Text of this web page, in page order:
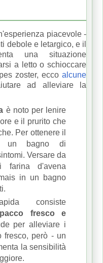
piacevole -
debole e letargico, e il
una situazione
a letto o schioccare
zoster, ecco alcune
ad alleviare la
è noto per lenire
e il prurito che
Per ottenere il
un bagno di
Versare da
d'avena
in un bagno
consiste
fresco e
per alleviare i
fresco, però - un
la sensibilità